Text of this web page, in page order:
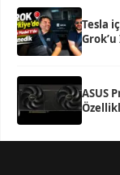
Tesla
ASUS